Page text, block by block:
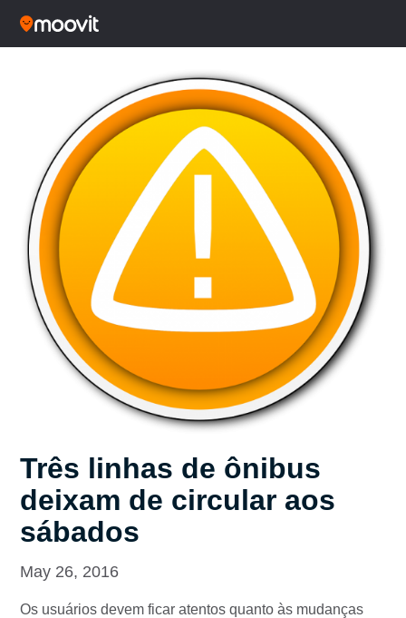
Três linhas de ônibus
deixam de circular aos
sábados
May 26, 2016
Os usuários devem ficar atentos quanto às mudanças